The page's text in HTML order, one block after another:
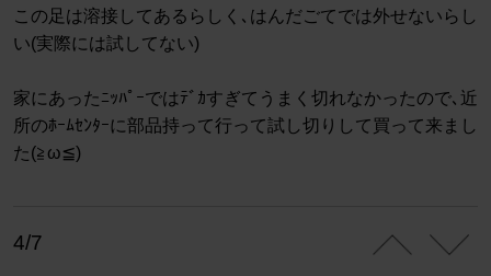
この足は溶接してあるらしく､はんだごてでは外せないらし
い(実際には試してない)
家にあったﾆｯﾊﾟｰではﾃﾞｶすぎてうまく切れなかったので､近
所のﾎｰﾑｾﾝﾀｰに部品持って行って試し切りして買って来まし
た(≧ω≦)
4/7